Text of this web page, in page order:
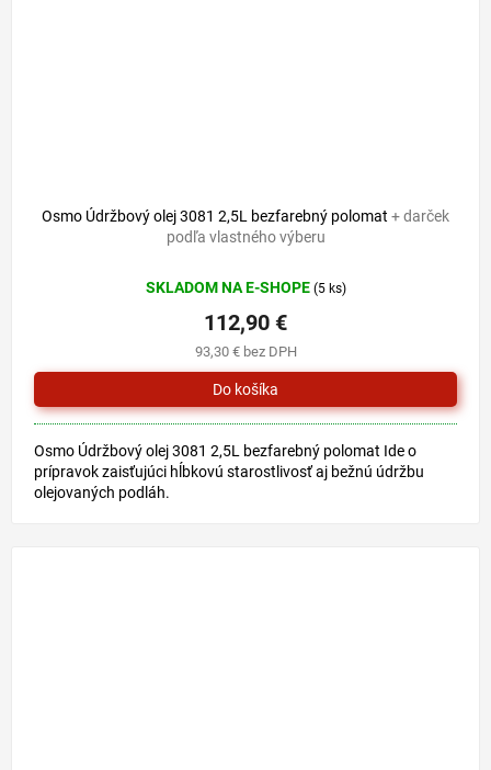
Osmo Údržbový olej 3081 2,5L bezfarebný polomat + darček
podľa vlastného výberu
SKLADOM NA E-SHOPE (5 ks)
93,30 € bez DPH
112,90 €
Osmo Údržbový olej 3081 2,5L bezfarebný polomat Ide o
prípravok zaisťujúci hĺbkovú starostlivosť aj bežnú údržbu
olejovaných podláh.